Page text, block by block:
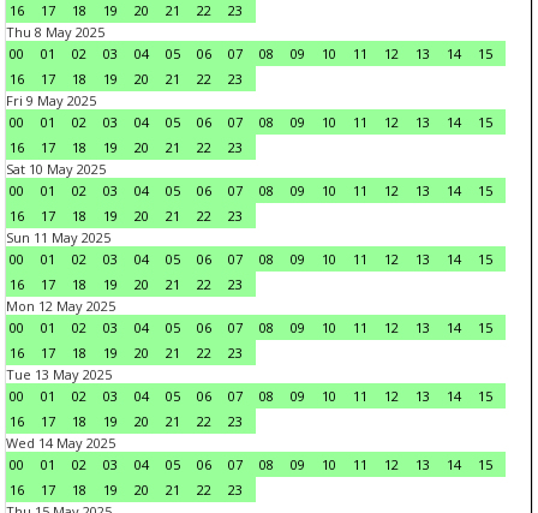
16
17 18 19 20 21 22
23
Thu 8 May 2025
00
01 02 03 04 05 06 07 08 09 10 11 12 13 14
15
16
17 18 19 20 21 22
23
Fri 9 May 2025
00
01 02 03 04 05 06 07 08 09 10 11 12 13 14
15
16
17 18 19 20 21 22
23
Sat 10 May 2025
00
01 02 03 04 05 06 07 08 09 10 11 12 13 14
15
16
17 18 19 20 21 22
23
Sun 11 May 2025
00
01 02 03 04 05 06 07 08 09 10 11 12 13 14
15
16
17 18 19 20 21 22
23
Mon 12 May 2025
00
01 02 03 04 05 06 07 08 09 10 11 12 13 14
15
16
17 18 19 20 21 22
23
Tue 13 May 2025
00
01 02 03 04 05 06 07 08 09 10 11 12 13 14
15
16
17 18 19 20 21 22
23
Wed 14 May 2025
00
01 02 03 04 05 06 07 08 09 10 11 12 13 14
15
16
17 18 19 20 21 22
23